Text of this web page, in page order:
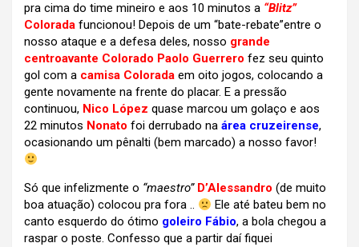
pra cima do time mineiro e aos 10 minutos a “Blitz”
Colorada funcionou! Depois de um “bate-rebate”entre o
nosso ataque e a defesa deles, nosso grande
centroavante Colorado Paolo Guerrero fez seu quinto
gol com a camisa Colorada em oito jogos, colocando a
gente novamente na frente do placar. E a pressão
continuou, Nico López quase marcou um golaço e aos
22 minutos Nonato foi derrubado na área cruzeirense,
ocasionando um pênalti (bem marcado) a nosso favor!
Só que infelizmente o “maestro” D’Alessandro (de muito
boa atuação) colocou pra fora ..
Ele até bateu bem no
canto esquerdo do ótimo goleiro Fábio, a bola chegou a
raspar o poste. Confesso que a partir daí fiquei